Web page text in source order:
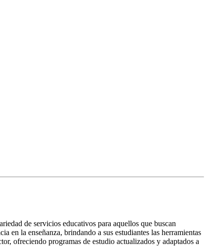
de servicios educativos para aquellos que buscan
en la enseñanza, brindando a sus estudiantes las herramientas
ofreciendo programas de estudio actualizados y adaptados a